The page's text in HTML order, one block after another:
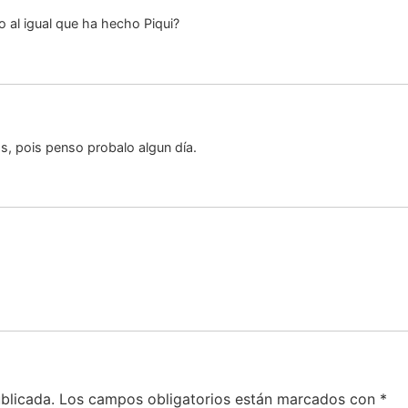
al igual que ha hecho Piqui?
pois penso probalo algun día.
Los campos obligatorios están marcados con *